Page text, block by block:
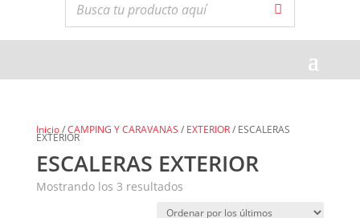
Inicio/CAMPING Y CARAVANAS / EXTERIOR/ ESCALERAS
EXTERIOR
ESCALERAS EXTERIOR
Mostrando los 3 resultadosOrdenado
por
últimos